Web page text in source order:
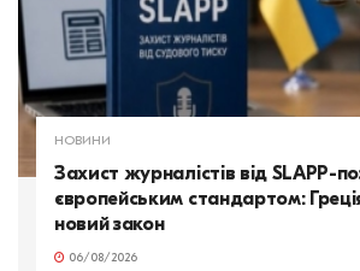
НОВИНИ
Захист журналістів від SLAPP-
європейським стандартом:
новий закон
06/08/2026